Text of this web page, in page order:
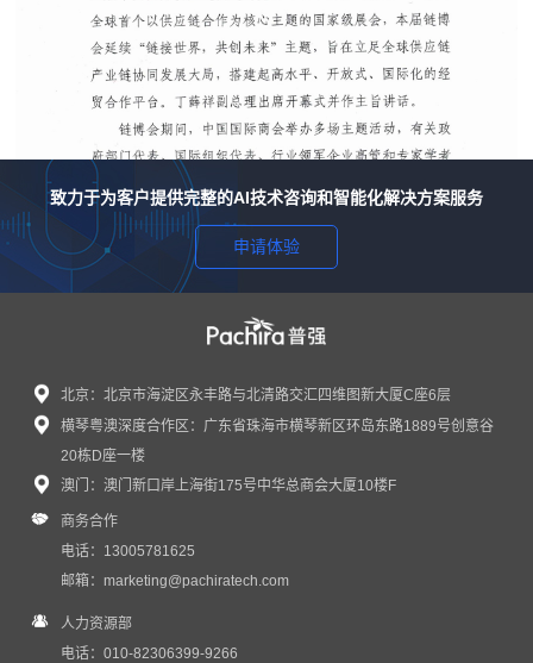
感谢信｜普强蒲瑶女士受邀出席第四届链博会...
近日，普强收到来自中国国际商会的感谢信，对普强C...
致力于为客户提供完整的AI技术咨询和智能化解决方案服务
申请体验
北京：北京市海淀区永丰路与北清路交汇四维图新大厦C座6层
横琴粤澳深度合作区：广东省珠海市横琴新区环岛东路1889号创意谷
20栋D座一楼
澳门：澳门新口岸上海街175号中华总商会大厦10楼F
商务合作
电话：13005781625
邮箱：marketing@pachiratech.com
人力资源部
电话：010-82306399-9266